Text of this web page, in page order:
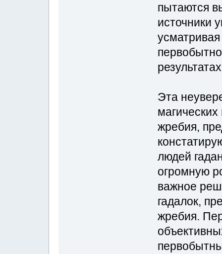
пытаются
источники
Эта
жребия,
людей
огромную
важное
гадалок,
жребия.